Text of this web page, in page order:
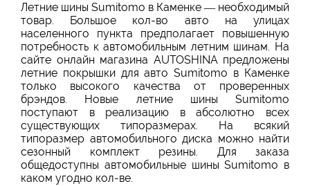
Летние шины Sumitomo в Каменке — необходимый
товар. Большое кол-во авто на улицах
населенного пункта предполагает повышенную
потребность к автомобильным летним шинам. На
сайте онлайн магазина AUTOSHINA предложены
летние покрышки для авто Sumitomo в Каменке
только высокого качества от проверенных
брэндов. Новые летние шины Sumitomo
поступают в реализацию в абсолютно всех
существующих типоразмерах. На всякий
типоразмер автомобильного диска можно найти
сезонный комплект резины. Для заказа
общедоступны автомобильные шины Sumitomo в
каком угодно кол-ве.